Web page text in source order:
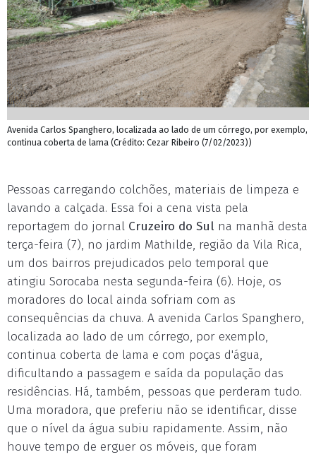
Avenida Carlos Spanghero, localizada ao lado de um córrego, por exemplo,
continua coberta de lama (Crédito: Cezar Ribeiro (7/02/2023))
Pessoas carregando colchões, materiais de limpeza e
lavando a calçada. Essa foi a cena vista pela
reportagem do jornal Cruzeiro do Sul na manhã desta
terça-feira (7), no jardim Mathilde, região da Vila Rica,
um dos bairros prejudicados pelo temporal que
atingiu Sorocaba nesta segunda-feira (6). Hoje, os
moradores do local ainda sofriam com as
consequências da chuva. A avenida Carlos Spanghero,
localizada ao lado de um córrego, por exemplo,
continua coberta de lama e com poças d'água,
dificultando a passagem e saída da população das
residências. Há, também, pessoas que perderam tudo.
Uma moradora, que preferiu não se identificar, disse
que o nível da água subiu rapidamente. Assim, não
houve tempo de erguer os móveis, que foram